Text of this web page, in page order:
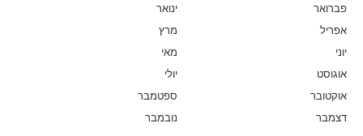
ינואר
פברואר
מרץ
אפריל
מאי
יוני
יולי
אוגוסט
ספטמבר
אוקטובר
נובמבר
דצמבר